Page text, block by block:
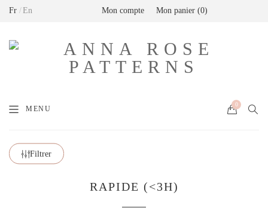
Fr En Mon compte Mon panier 0
MENU
0
RAPIDE (<3H)
Filtrer
Livraison offerte en France métropolitaine dès
Relay)